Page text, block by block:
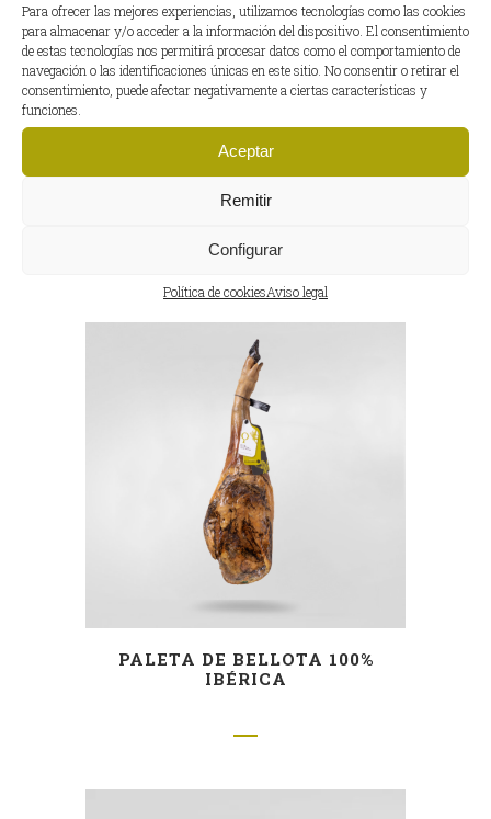
Para ofrecer las mejores experiencias, utilizamos tecnologías como las cookies
para almacenar y/o acceder a la información del dispositivo. El consentimiento
de estas tecnologías nos permitirá procesar datos como el comportamiento de
navegación o las identificaciones únicas en este sitio. No consentir o retirar el
consentimiento, puede afectar negativamente a ciertas características y
funciones.
Aceptar
Remitir
Configurar
Política de cookiesAviso legal
JAMÓN JACINTO BLÁZQUEZ
PALETA DE BELLOTA 100%
IBÉRICA